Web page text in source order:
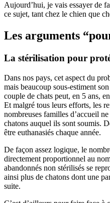
Aujourd’hui, je vais essayer de
ce sujet, tant chez le chien que
Les arguments
La stérilisation pour
Dans nos pays, cet aspect du
mais beaucoup sous-estiment
couple de chats peut, en 5 ans,
Et malgré tous leurs efforts, les
nombreuses familles d’accueil
chatons auquel ils sont soumis.
être euthanasiés chaque année.
De façon assez logique, le
directement proportionnel au
abandonnés non stérilisés se
ainsi plus de chatons dont une
suite.